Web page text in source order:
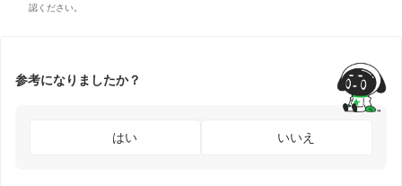
認ください。
参考になりましたか？
はい いいえ